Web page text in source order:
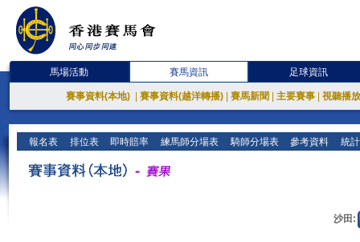
馬場活動 賽馬資訊 足球資訊
賽事資料(本地) 賽事資料(越洋轉播) 賽馬新聞 主要賽事 視聽播
報名表 排位表 即時賠率 練馬師分場表 騎師分場表 參考資料 統
沙田: